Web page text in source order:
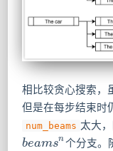
相比较贪心搜索，
但是在每步结束时
num_beams 太大
beamsn
beamsn 个分支。